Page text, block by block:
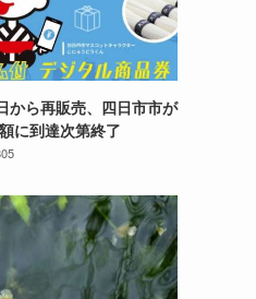
から再販売、四日市市が
に到達次第終了